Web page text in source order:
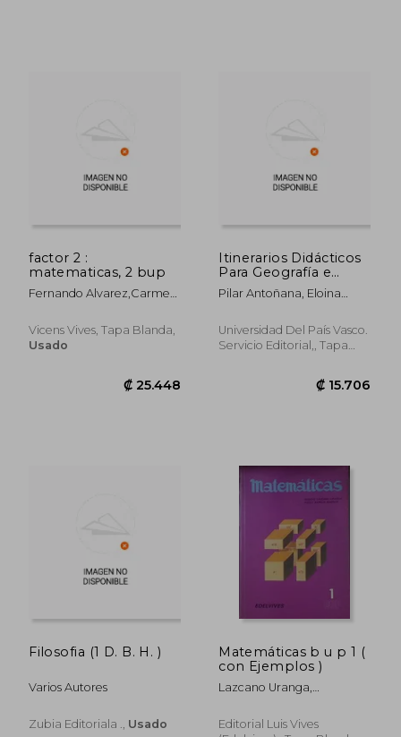
factor 2 :
matematicas, 2 bup
Fernando Alvarez,carmen
Vicens Vives, Tapa Blanda,
Usado
Itinerarios Didácticos
Para Geografía e
Historia de bup
Pilar Antoñana, Eloina
Coordinación)/Mª Asunción
Bielza, Rosario Arrieta/Pilar
Rebellón, Mª Dolores
Universidad Del País Vasco.
Servicio Editorial,, Tapa
Filosofia (1 D. B. H. )
Varios Autores
Usado
Matemáticas b u p 1 (
con Ejemplos )
Lazcano Uranga,
Paolo
Editorial Luis Vives